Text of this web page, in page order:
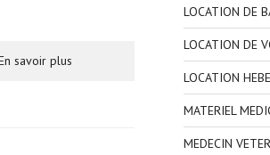
savoir plus
LOCATION DE
LOCATION DE
LOCATION
MATERIEL
MEDECIN